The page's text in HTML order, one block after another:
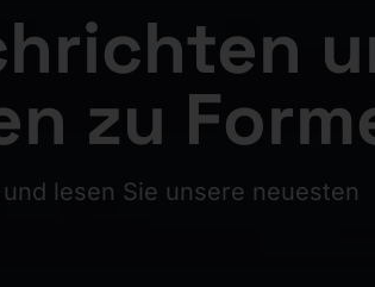
zu
lesen Sie unsere neuesten